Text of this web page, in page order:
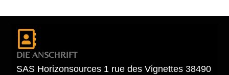
DIE ANSCHRIFT
SAS Horizonsources 1 rue des Vignettes 38490